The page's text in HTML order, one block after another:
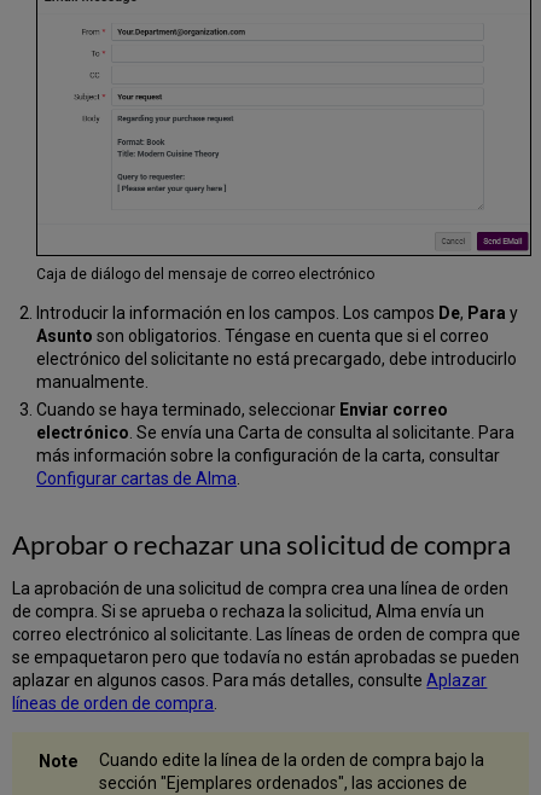
Caja de diálogo del mensaje de correo electrónico
Introducir la información en los campos. Los campos De, Para y
Asunto son obligatorios. Téngase en cuenta que si el correo
electrónico del solicitante no está precargado, debe introducirlo
manualmente.
Cuando se haya terminado, seleccionar Enviar correo
electrónico . Se envía una Carta de consulta al solicitante. Para
más información sobre la configuración de la carta, consultar
Configurar cartas de Alma
Aprobar o rechazar una solicitud de compra
La aprobación de una solicitud de compra crea una línea de orden
de compra. Si se aprueba o rechaza la solicitud, Alma envía un
correo electrónico al solicitante. Las líneas de orden de compra que
se empaquetaron pero que todavía no están aprobadas se pueden
aplazar en algunos casos. Para más detalles, consulteAplazar
líneas de orden de compra
Cuando edite la línea de la orden de compra bajo la
sección "Ejemplares ordenados", las acciones de